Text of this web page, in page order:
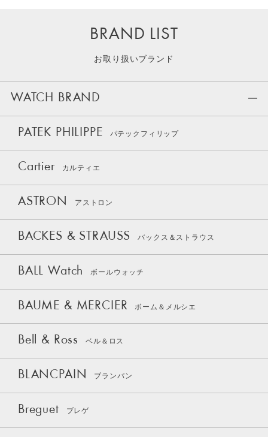
BRAND LIST
お取り扱いブランド
WATCH BRAND
PATEK PHILIPPE パテックフィリップ
Cartier カルティエ
ASTRON アストロン
BACKES & STRAUSS バックス＆ストラウス
BALL Watch ボールウォッチ
BAUME & MERCIER ボーム＆メルシエ
Bell & Ross ベル＆ロス
BLANCPAIN ブランパン
Breguet ブレゲ